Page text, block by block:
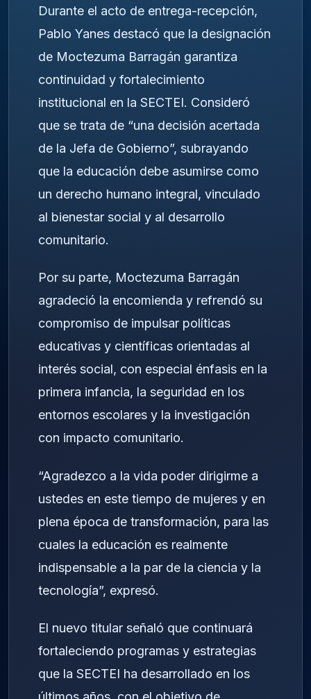
Durante el acto de entrega-recepción,
Pablo Yanes destacó que la designación
de Moctezuma Barragán garantiza
continuidad y fortalecimiento
institucional en la SECTEI. Consideró
que se trata de “una decisión acertada
de la Jefa de Gobierno”, subrayando
que la educación debe asumirse como
un derecho humano integral, vinculado
al bienestar social y al desarrollo
comunitario.
Por su parte, Moctezuma Barragán
agradeció la encomienda y refrendó su
compromiso de impulsar políticas
educativas y científicas orientadas al
interés social, con especial énfasis en la
primera infancia, la seguridad en los
entornos escolares y la investigación
con impacto comunitario.
“Agradezco a la vida poder dirigirme a
ustedes en este tiempo de mujeres y en
plena época de transformación, para las
cuales la educación es realmente
indispensable a la par de la ciencia y la
tecnología”, expresó.
El nuevo titular señaló que continuará
fortaleciendo programas y estrategias
que la SECTEI ha desarrollado en los